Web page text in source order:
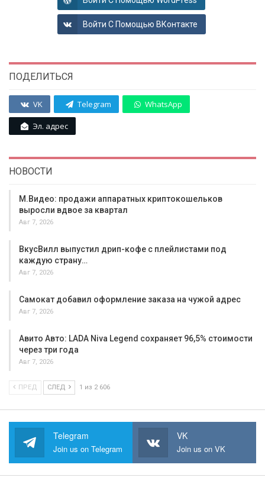
Войти С Помощью ВКонтакте
ПОДЕЛИТЬСЯ
VK Telegram WhatsApp
Эл. адрес
НОВОСТИ
М.Видео: продажи аппаратных криптокошельков
выросли вдвое за квартал
Авг 7, 2026
ВкусВилл выпустил дрип-кофе с плейлистами под
каждую страну…
Авг 7, 2026
Самокат добавил оформление заказа на чужой адрес
Авг 7, 2026
Авито Авто: LADA Niva Legend сохраняет 96,5% стоимости
через три года
Авг 7, 2026
ПРЕД СЛЕД 1 из 2 606
Telegram
Join us on Telegram
VK
Join us on VK